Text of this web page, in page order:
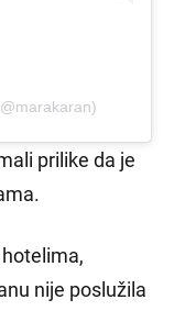
prilike da je
nije poslužila